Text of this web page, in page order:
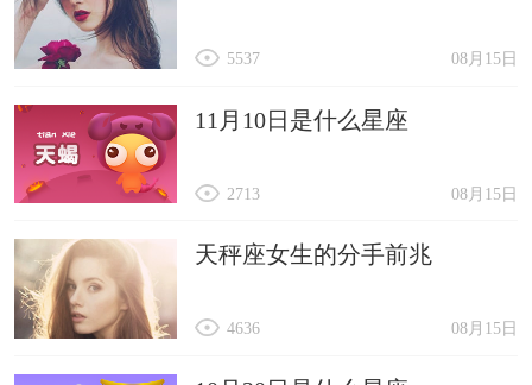
08月15日
5537
11月10日是什么星座
08月15日
2713
天秤座女生的分手前兆
08月15日
4636